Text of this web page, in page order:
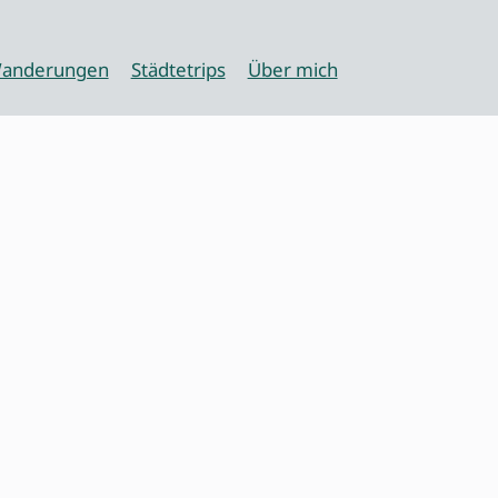
Städtetrips Über mich